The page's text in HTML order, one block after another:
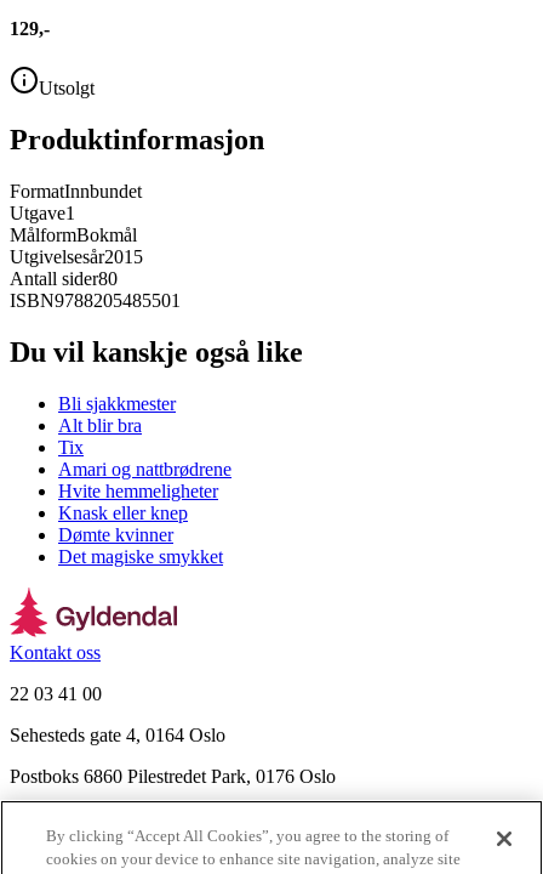
129,-
Utsolgt
Produktinformasjon
FormatInnbundet
Utgave1
MålformBokmål
Utgivelsesår2015
Antall sider80
ISBN9788205485501
Du vil kanskje også like
Bli sjakkmester
Alt blir bra
Tix
Amari og nattbrødrene
Hvite hemmeligheter
Knask eller knep
Dømte kvinner
Det magiske smykket
Kontakt oss
22 03 41 00
Sehesteds gate 4, 0164 Oslo
Postboks 6860 Pilestredet Park, 0176 Oslo
Nyhetsbrev
By clicking “Accept All Cookies”, you agree to the storing of
cookies on your device to enhance site navigation, analyze site